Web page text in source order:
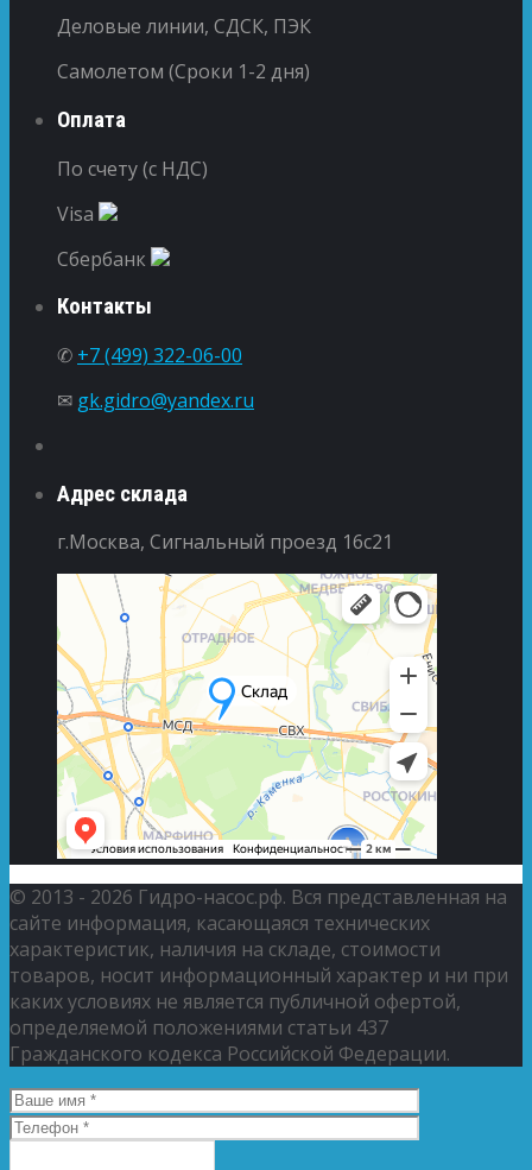
Деловые линии, СДСК, ПЭК
Самолетом (Сроки 1-2 дня)
Оплата
По счету (с НДС)
Visa
Сбербанк
Контакты
✆ +7 (499) 322-06-00
✉ gk.gidro@yandex.ru
Адрес склада
г.Москва, Сигнальный проезд 16с21
© 2013 - 2026 Гидро-насос.рф. Вся представленная на
сайте информация, касающаяся технических
характеристик, наличия на складе, стоимости
товаров, носит информационный характер и ни при
каких условиях не является публичной офертой,
определяемой положениями статьи 437
Гражданского кодекса Российской Федерации.